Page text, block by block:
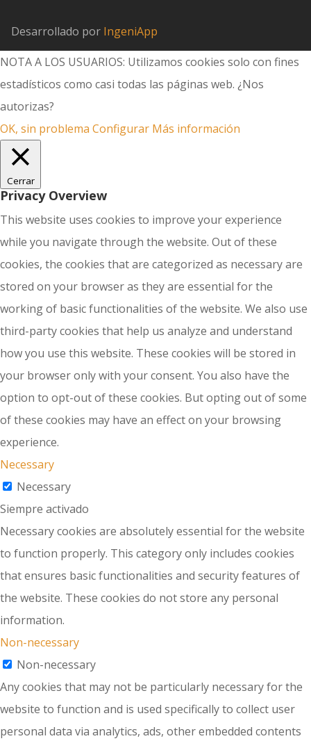
Desarrollado por IngeniApp
NOTA A LOS USUARIOS: Utilizamos cookies solo con fines
estadísticos como casi todas las páginas web. ¿Nos
autorizas?
OK, sin problema Configurar Más información
Cerrar
Privacy Overview
This website uses cookies to improve your experience
while you navigate through the website. Out of these
cookies, the cookies that are categorized as necessary are
stored on your browser as they are essential for the
working of basic functionalities of the website. We also use
third-party cookies that help us analyze and understand
how you use this website. These cookies will be stored in
your browser only with your consent. You also have the
option to opt-out of these cookies. But opting out of some
of these cookies may have an effect on your browsing
experience.
Necessary
Necessary
Siempre activado
Necessary cookies are absolutely essential for the website
to function properly. This category only includes cookies
that ensures basic functionalities and security features of
the website. These cookies do not store any personal
information.
Non-necessary
Non-necessary
Any cookies that may not be particularly necessary for the
website to function and is used specifically to collect user
personal data via analytics, ads, other embedded contents